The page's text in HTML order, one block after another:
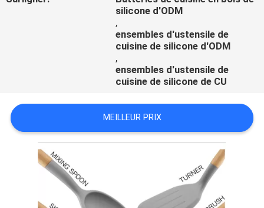
CITATION
silicone d'ODM
,
ensembles d'ustensile de
cuisine de silicone d'ODM
,
ensembles d'ustensile de
cuisine de silicone de CU
MEILLEUR PRIX